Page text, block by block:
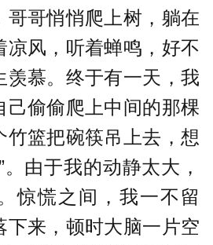
哥哥悄悄爬上树，躺在
凉风，听着蝉鸣，好不
羡慕。终于有一天，我
己偷偷爬上中间的那棵
竹篮把碗筷吊上去，想
由于我的动静太大，
惊慌之间，我一不留
下来，顿时大脑一片空